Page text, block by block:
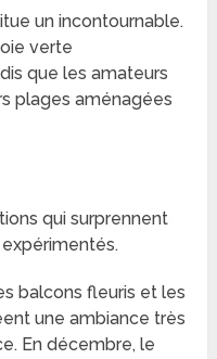
un incontournable.
verte
que les amateurs
plages aménagées
qui surprennent
balcons fleuris et les
une ambiance très
En décembre, le